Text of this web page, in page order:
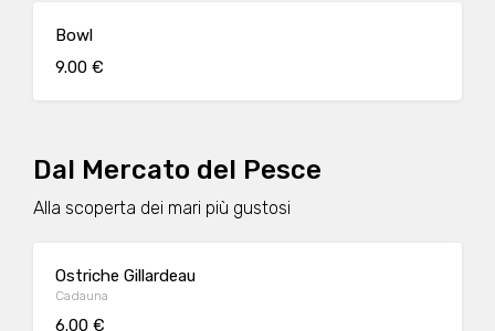
Bowl
9.00 €
Dal Mercato del Pesce
Alla scoperta dei mari più gustosi
Ostriche Gillardeau
Cadauna
6.00 €